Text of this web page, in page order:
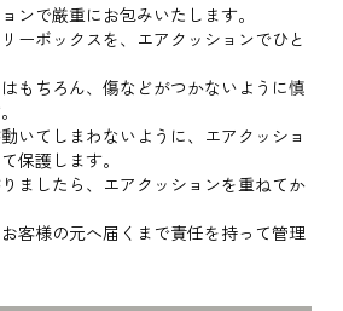
ンで厳重にお包みいたします。
ーボックスを、エアクッションでひと
もちろん、傷などがつかないように慎
いてしまわないように、エアクッショ
保護します。
ましたら、エアクッションを重ねてか
客様の元へ届くまで責任を持って管理